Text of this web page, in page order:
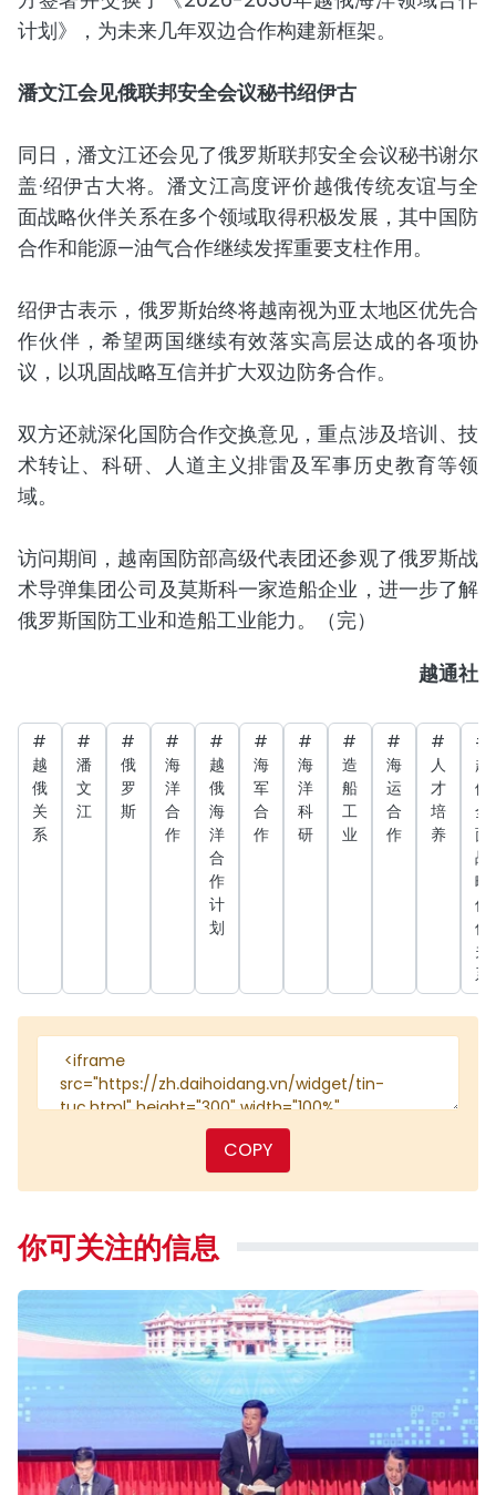
计划》，为未来几年双边合作构建新框架。
潘文江会见俄联邦安全会议秘书绍伊古
同日，潘文江还会见了俄罗斯联邦安全会议秘书谢尔
盖·绍伊古大将。潘文江高度评价越俄传统友谊与全
面战略伙伴关系在多个领域取得积极发展，其中国防
合作和能源—油气合作继续发挥重要支柱作用。
绍伊古表示，俄罗斯始终将越南视为亚太地区优先合
作伙伴，希望两国继续有效落实高层达成的各项协
议，以巩固战略互信并扩大双边防务合作。
双方还就深化国防合作交换意见，重点涉及培训、技
术转让、科研、人道主义排雷及军事历史教育等领
域。
访问期间，越南国防部高级代表团还参观了俄罗斯战
术导弹集团公司及莫斯科一家造船企业，进一步了解
俄罗斯国防工业和造船工业能力。（完）
越通社
#
越
俄
关
系
#
潘
文
江
#
俄
罗
斯
#
海
洋
合
作
#
越
俄
海
洋
合
作
计
划
#
海
军
合
作
#
海
洋
科
研
#
造
船
工
业
#
海
运
合
作
#
人
才
培
养
#
越
俄
全
面
战
略
伙
伴
关
系
COPY
你可关注的信息